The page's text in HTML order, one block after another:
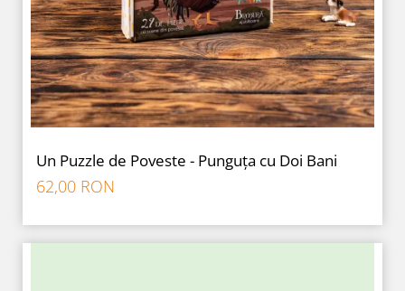
Un Puzzle de Poveste - Punguța cu Doi Bani
62,00 RON